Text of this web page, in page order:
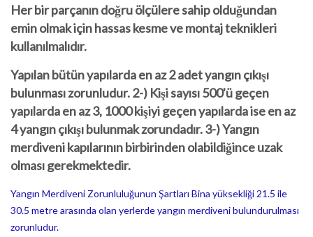
Her bir parçanın doğru ölçülere sahip olduğundan
emin olmak için hassas kesme ve montaj teknikleri
kullanılmalıdır.
Yapılan bütün yapılarda en az 2 adetyangınçıkışı
bulunması zorunludur. 2-) Kişi sayısı 500'ü geçen
yapılarda en az 3, 1000 kişiyi geçen yapılarda ise en az
4yangınçıkışı bulunmak zorundadır. 3-)Yangın
merdivenikapılarının birbirinden olabildiğince uzak
olması gerekmektedir.
Yangın Merdiveni Zorunluluğunun Şartları​​ Bina yüksekliği 21.5 ile
30.5 metre arasında olan yerlerde yangın merdiveni bulundurulması
zorunludur.